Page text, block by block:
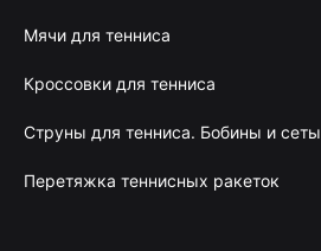
Мячи для тенниса
Кроссовки для тенниса
Струны для тенниса. Бобины и сеты
Перетяжка теннисных ракеток